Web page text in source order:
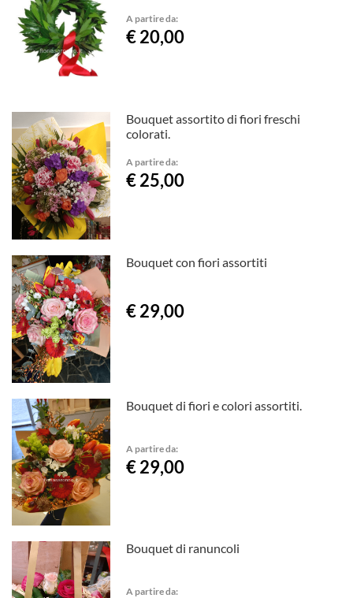
A partire da:
€ 20,00
Bouquet assortito di fiori freschi
colorati.
A partire da:
€ 25,00
Bouquet con fiori assortiti
€ 29,00
Bouquet di fiori e colori assortiti.
A partire da:
€ 29,00
Bouquet di ranuncoli
A partire da: